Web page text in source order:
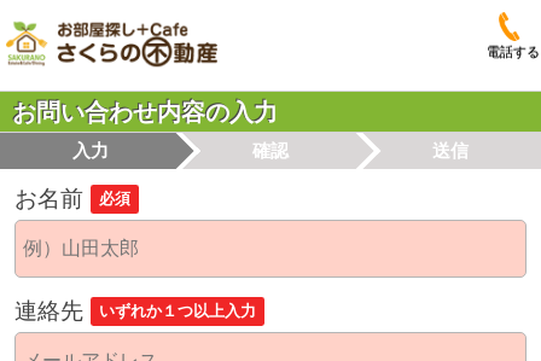
電話する
お問い合わせ内容の入力
入力 確認 送信
お名前 必須
連絡先 いずれか１つ以上入力